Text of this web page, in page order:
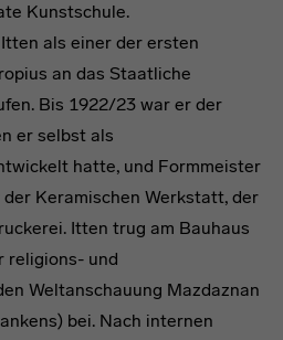
Kunstschule.
als einer der ersten
an das Staatliche
Bis 1922/23 war er der
er selbst als
hatte, und Formmeister
Keramischen Werkstatt, der
Itten trug am Bauhaus
religions- und
Weltanschauung Mazdaznan
bei. Nach internen